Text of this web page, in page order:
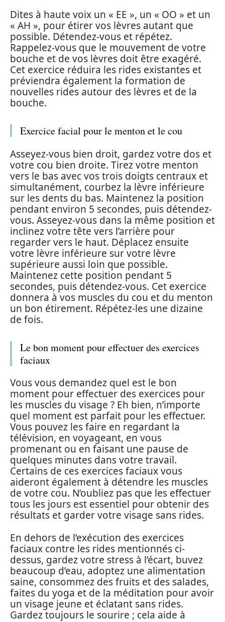
Dites à haute voix un « EE », un « OO » et un
« AH », pour étirer vos lèvres autant que
possible. Détendez-vous et répétez.
Rappelez-vous que le mouvement de votre
bouche et de vos lèvres doit être exagéré.
Cet exercice réduira les rides existantes et
préviendra également la formation de
nouvelles rides autour des lèvres et de la
bouche.
Exercice facial pour le menton et le cou
Asseyez-vous bien droit, gardez votre dos et
votre cou bien droite. Tirez votre menton
vers le bas avec vos trois doigts centraux et
simultanément, courbez la lèvre inférieure
sur les dents du bas. Maintenez la position
pendant environ 5 secondes, puis détendez-
vous. Asseyez-vous dans la même position et
inclinez votre tête vers l’arrière pour
regarder vers le haut. Déplacez ensuite
votre lèvre inférieure sur votre lèvre
supérieure aussi loin que possible.
Maintenez cette position pendant 5
secondes, puis détendez-vous. Cet exercice
donnera à vos muscles du cou et du menton
un bon étirement. Répétez-les une dizaine
de fois.
Le bon moment pour effectuer des exercices
faciaux
Vous vous demandez quel est le bon
moment pour effectuer des exercices pour
les muscles du visage ? Eh bien, n’importe
quel moment est parfait pour les effectuer.
Vous pouvez les faire en regardant la
télévision, en voyageant, en vous
promenant ou en faisant une pause de
quelques minutes dans votre travail.
Certains de ces exercices faciaux vous
aideront également à détendre les muscles
de votre cou. N’oubliez pas que les effectuer
tous les jours est essentiel pour obtenir des
résultats et garder votre visage sans rides.
En dehors de l’exécution des exercices
faciaux contre les rides mentionnés ci-
dessus, gardez votre stress à l’écart, buvez
beaucoup d’eau, adoptez une alimentation
saine, consommez des fruits et des salades,
faites du yoga et de la méditation pour avoir
un visage jeune et éclatant sans rides.
Gardez toujours le sourire ; cela aide à